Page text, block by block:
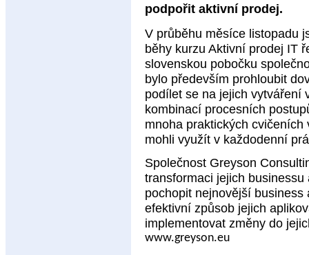
podpořit aktivní prodej.
V průběhu měsíce listopadu
běhy kurzu Aktivní prodej IT
slovenskou pobočku
bylo především prohloubit
podílet se na jejich vytváření
kombinací procesních
mnoha praktických
mohli využít v každodenní
Společnost Greyson
transformaci jejich
pochopit nejnovější
efektivní způsob jejich
implementovat změny do
www.greyson.eu